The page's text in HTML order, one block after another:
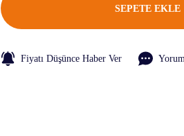
SEPETE EKLE
Fiyatı Düşünce Haber Ver